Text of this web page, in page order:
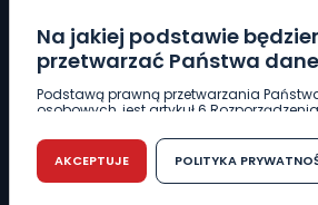
Na jakiej podstawie
przetwarzać Państwa
Podstawą prawną przetwarzania
osobowych, jest artykuł 6
r. w sprawie ochrony osób fizycznych w
przetwarzaniem danych osobowych w
swobodnego przepływu takich danych
dyrektywy 95/46/WE (RODO).
AKCEPTUJE POLITYKA
DZIAŁ REKLAMY
62 735 01 85
WIADOMOŚCI
CIEKAWOSTKI